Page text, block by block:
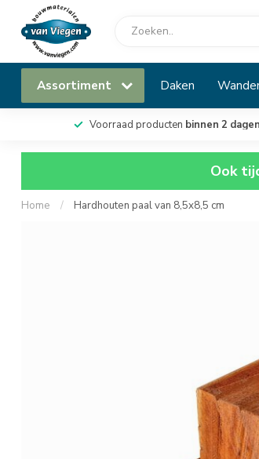
Assortiment Daken
Voorraad producten binnen 2
Ook
Home / Hardhouten paal van 8,5x8,5 cm